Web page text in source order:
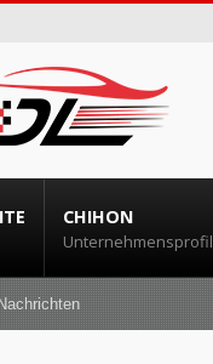
CHIHON
Unternehmensprofil